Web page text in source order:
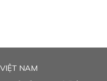
NAM